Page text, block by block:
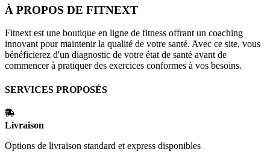
À PROPOS DE FITNEXT
Fitnext est une boutique en ligne de fitness offrant un coaching
innovant pour maintenir la qualité de votre santé. Avec ce site, vous
bénéficierez d'un diagnostic de votre état de santé avant de
commencer à pratiquer des exercices conformes à vos besoins.
SERVICES PROPOSÉS
Livraison
Options de livraison standard et express disponibles